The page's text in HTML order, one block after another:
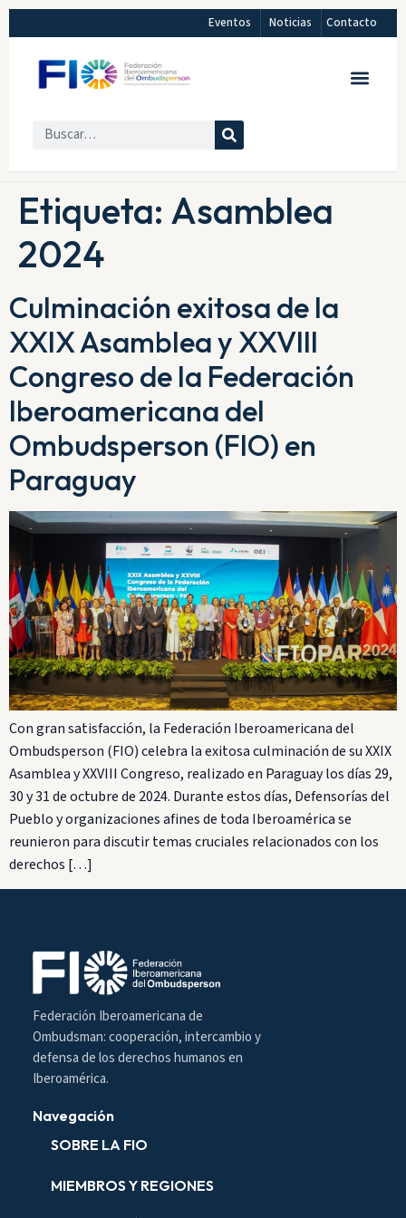
Eventos Noticias Contacto
Etiqueta: Asamblea
2024
Culminación exitosa de la
XXIX Asamblea y XXVIII
Congreso de la Federación
Iberoamericana del
Ombudsperson (FIO) en
Paraguay
Con gran satisfacción, la Federación Iberoamericana del
Ombudsperson (FIO) celebra la exitosa culminación de su XXIX
Asamblea y XXVIII Congreso, realizado en Paraguay los días 29,
30 y 31 de octubre de 2024. Durante estos días, Defensorías del
Pueblo y organizaciones afines de toda Iberoamérica se
reunieron para discutir temas cruciales relacionados con los
derechos […]
Federación Iberoamericana de
Ombudsman: cooperación, intercambio y
defensa de los derechos humanos en
Iberoamérica.
Navegación
SOBRE LA FIO
MIEMBROS Y REGIONES